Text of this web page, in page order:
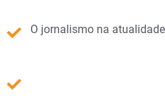
O jornalismo na